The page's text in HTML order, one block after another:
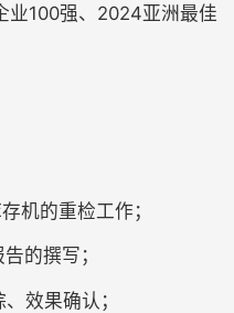
业100强、2024亚洲最佳
机的重检工作；
的撰写；
效果确认；